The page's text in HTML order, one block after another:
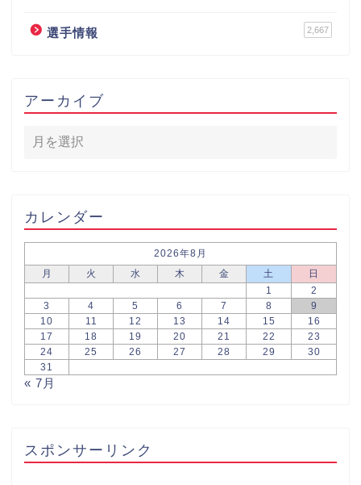
選手情報 2,667
アーカイブ
カレンダー
2026年8月
月
火 水 木 金 土
日
1
2
3
4 5 6 7 8
9
10
11 12 13 14 15
16
17
18 19 20 21 22
23
24
25 26 27 28 29
30
31
« 7月
スポンサーリンク